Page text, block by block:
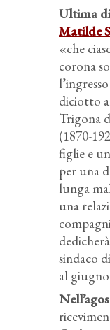
Ultima
Matilde
«che
corona
diciotto
Trigona
(1870-
figlie e
per una
lunga
una
sindaco
al